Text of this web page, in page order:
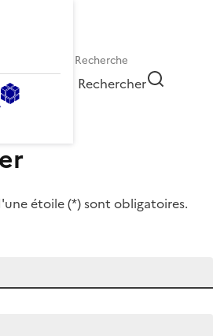
Rechercher
étoile (*) sont obligatoires.